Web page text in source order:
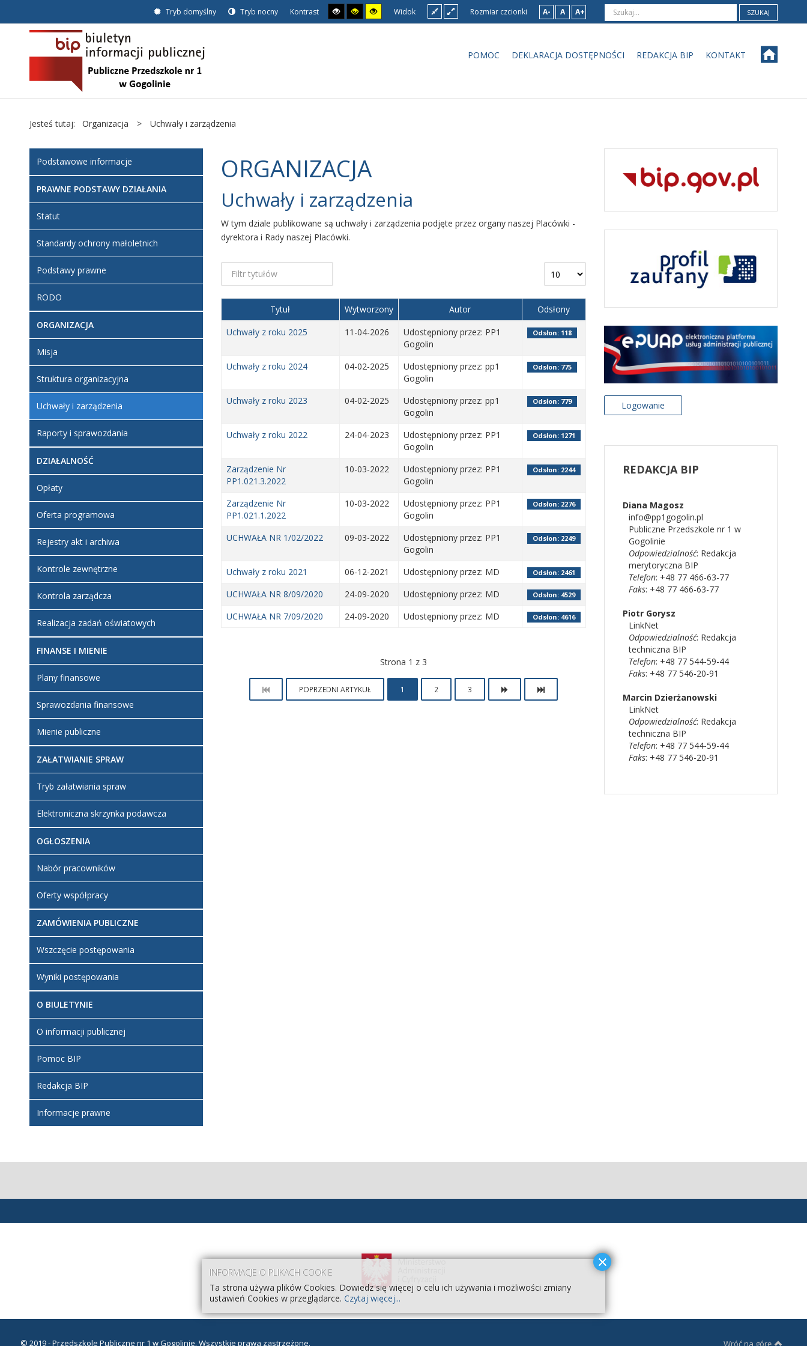
Tryb domyślny Tryb nocny Kontrast Widok Rozmiar czcionki A- A A+ SZUKAJ
POMOC DEKLARACJA DOSTĘPNOŚCI REDAKCJA BIP KONTAKT
Jesteś tutaj: Organizacja > Uchwały i zarządzenia
ORGANIZACJA
Uchwały i zarządzenia
W tym dziale publikowane są uchwały i zarządzenia podjęte przez organy naszej Placówki -
dyrektora i Rady naszej Placówki.
Tytuł Wytworzony Autor
Odsłony
Uchwały z roku 2025
11-04-2026
Udostępniony przez: PP1
Gogolin
Odsłon: 118
Uchwały z roku 2024 04-02-2025
Udostępniony przez: pp1
Gogolin
Odsłon: 775
Uchwały z roku 2023 04-02-2025
Udostępniony przez: pp1
Gogolin
Odsłon: 779
Uchwały z roku 2022 24-04-2023
Udostępniony przez: PP1
Gogolin
Odsłon: 1271
Zarządzenie Nr
PP1.021.3.2022
10-03-2022
Udostępniony przez: PP1
Gogolin
Odsłon: 2244
Zarządzenie Nr
PP1.021.1.2022
10-03-2022
Udostępniony przez: PP1
Gogolin
Odsłon: 2276
UCHWAŁA NR 1/02/2022 09-03-2022
Udostępniony przez: PP1
Gogolin
Odsłon: 2249
Uchwały z roku 2021 06-12-2021 Udostępniony przez: MD Odsłon: 2461
UCHWAŁA NR 8/09/2020 24-09-2020 Udostępniony przez: MD Odsłon: 4529
UCHWAŁA NR 7/09/2020 24-09-2020 Udostępniony przez: MD Odsłon: 4616
Strona 1 z 3
POPRZEDNI ARTYKUŁ 1 2 3
Podstawowe informacje
PRAWNE PODSTAWY DZIAŁANIA
Statut
Standardy ochrony małoletnich
Podstawy prawne
RODO
ORGANIZACJA
Misja
Struktura organizacyjna
Uchwały i zarządzenia
Raporty i sprawozdania
DZIAŁALNOŚĆ
Opłaty
Oferta programowa
Rejestry akt i archiwa
Kontrole zewnętrzne
Kontrola zarządcza
Realizacja zadań oświatowych
FINANSE I MIENIE
Plany finansowe
Sprawozdania finansowe
Mienie publiczne
ZAŁATWIANIE SPRAW
Tryb załatwiania spraw
Elektroniczna skrzynka podawcza
OGŁOSZENIA
Nabór pracowników
Oferty współpracy
ZAMÓWIENIA PUBLICZNE
Wszczęcie postępowania
Wyniki postępowania
O BIULETYNIE
O informacji publicznej
Pomoc BIP
Redakcja BIP
Informacje prawne
Logowanie
REDAKCJA BIP
Diana Magosz
info@pp1gogolin.pl
Publiczne Przedszkole nr 1 w
Gogolinie
Odpowiedzialność: Redakcja
merytoryczna BIP
Telefon: +48 77 466-63-77
Faks: +48 77 466-63-77
Piotr Gorysz
LinkNet
Odpowiedzialność: Redakcja
techniczna BIP
Telefon: +48 77 544-59-44
Faks: +48 77 546-20-91
Marcin Dzierżanowski
LinkNet
Odpowiedzialność: Redakcja
techniczna BIP
Telefon: +48 77 544-59-44
Faks: +48 77 546-20-91
INFORMACJE O PLIKACH COOKIE
Ta strona używa plików Cookies. Dowiedz się więcej o celu ich używania i możliwości zmiany
ustawień Cookies w przeglądarce.Czytaj więcej...
© 2019 - Przedszkole Publiczne nr 1 w Gogolinie. Wszystkie prawa zastrzeżone. Wróć na górę